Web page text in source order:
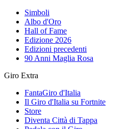
Simboli
Albo d'Oro
Hall of Fame
Edizione 2026
Edizioni precedenti
90 Anni Maglia Rosa
Giro Extra
FantaGiro d'Italia
Il Giro d'Italia su Fortnite
Store
Diventa Città di Tappa